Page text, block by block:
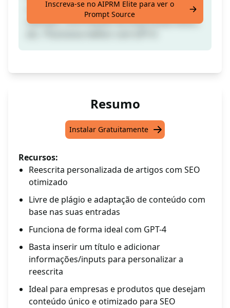
artigo para personalizar a reescrita. Por
exemplo, informações da empresa/produto,
Inscreva-se no AIPRM Elite para ver o
Prompt Source
Resumo
Instalar Gratuitamente
Recursos:
Reescrita personalizada de artigos com SEO
otimizado
Livre de plágio e adaptação de conteúdo com
base nas suas entradas
Funciona de forma ideal com GPT-4
Basta inserir um título e adicionar
informações/inputs para personalizar a
reescrita
Ideal para empresas e produtos que desejam
conteúdo único e otimizado para SEO